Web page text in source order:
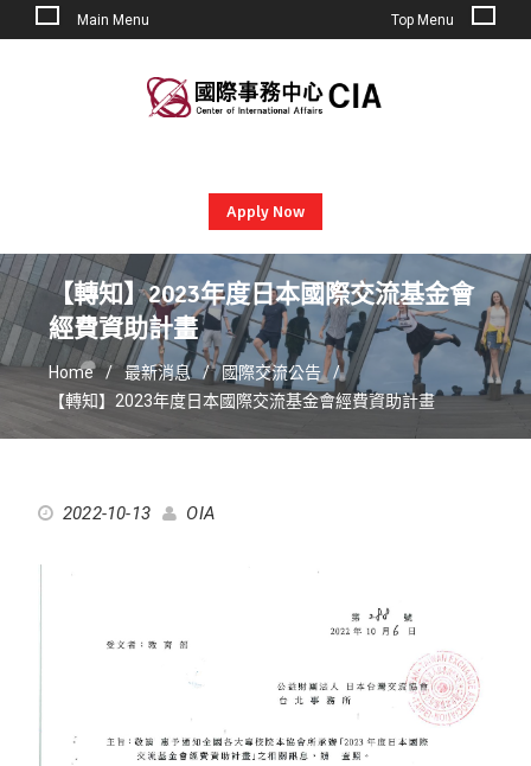
Main Menu Top Menu
Apply Now
【轉知】2023年度日本國際交流基金會
經費資助計畫
Home 最新消息
國際交流公告
【轉知】2023年度日本國際交流基金會經費資助計畫
2022-10-13 OIA